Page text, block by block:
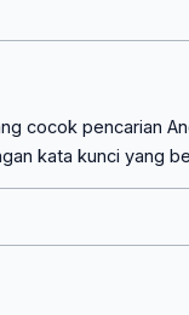
cocok pencarian
kata kunci yang